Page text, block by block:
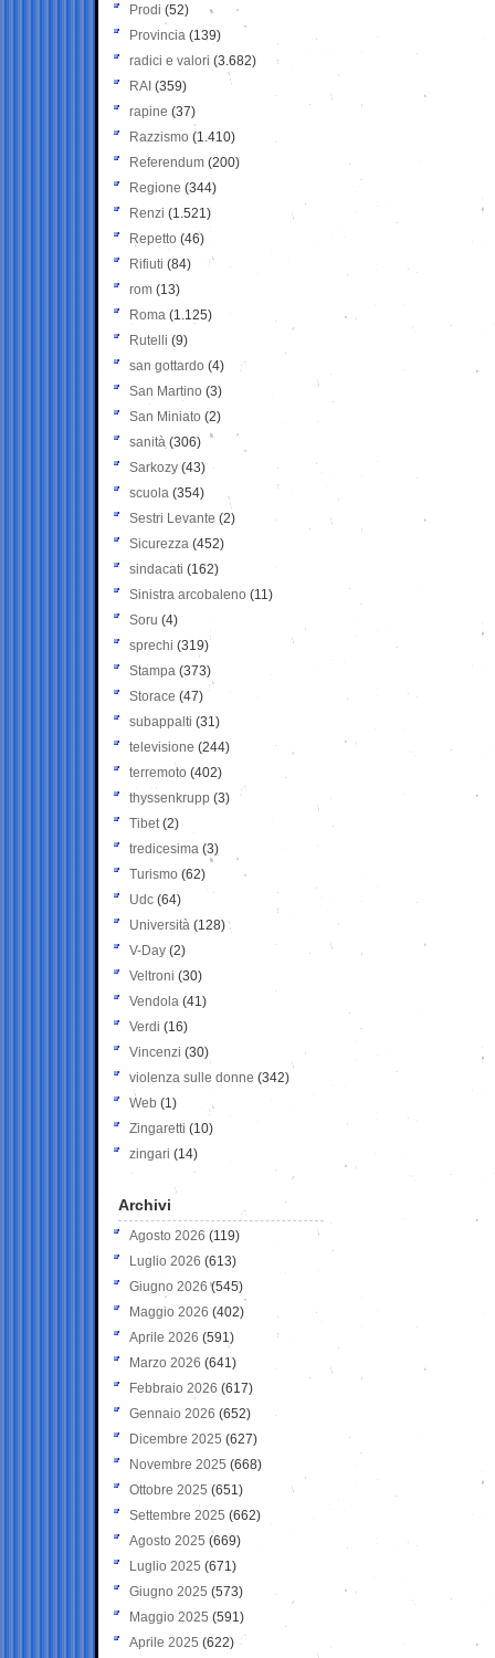
Prodi (52)
Provincia (139)
radici e valori (3.682)
RAI (359)
rapine (37)
Razzismo (1.410)
Referendum (200)
Regione (344)
Renzi (1.521)
Repetto (46)
Rifiuti (84)
rom (13)
Roma (1.125)
Rutelli (9)
san gottardo (4)
San Martino (3)
San Miniato (2)
sanità (306)
Sarkozy (43)
scuola (354)
Sestri Levante (2)
Sicurezza (452)
sindacati (162)
Sinistra arcobaleno (11)
Soru (4)
sprechi (319)
Stampa (373)
Storace (47)
subappalti (31)
televisione(244)
terremoto (402)
thyssenkrupp (3)
Tibet(2)
tredicesima (3)
Turismo (62)
Udc (64)
Università (128)
V-Day (2)
Veltroni (30)
Vendola (41)
Verdi (16)
Vincenzi (30)
violenza sulle donne (342)
Web (1)
Zingaretti (10)
zingari (14)
Archivi
Agosto 2026 (119)
Luglio 2026 (613)
Giugno 2026 (545)
Maggio 2026 (402)
Aprile 2026 (591)
Marzo 2026 (641)
Febbraio 2026 (617)
Gennaio 2026 (652)
Dicembre 2025 (627)
Novembre 2025 (668)
Ottobre 2025 (651)
Settembre 2025 (662)
Agosto 2025 (669)
Luglio 2025 (671)
Giugno 2025 (573)
Maggio 2025 (591)
Aprile 2025 (622)